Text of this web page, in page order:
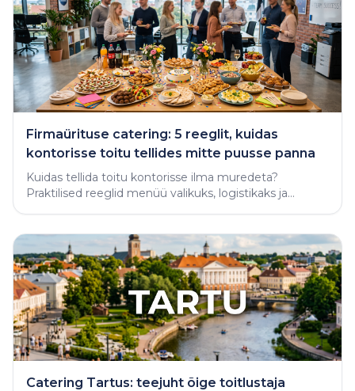
Firmaürituse catering: 5 reeglit, kuidas
kontorisse toitu tellides mitte puusse panna
Kuidas tellida toitu kontorisse ilma muredeta?
Praktilised reeglid menüü valikuks, logistikaks ja
Catering Tartus: teejuht õige toitlustaja